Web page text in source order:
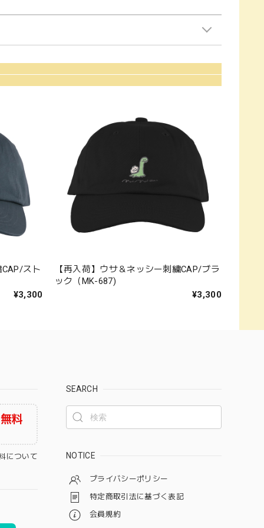
スト
¥3,300
【再入荷】ウサ＆ネッシー刺繍CAP/ブラ
ック（MK-687)
¥3,300
料
について
SEARCH
NOTICE
プライバシーポリシー
特定商取引法に基づく表記
会員規約